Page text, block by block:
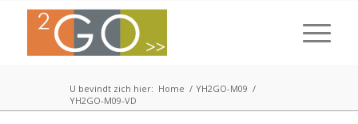
U bevindt zich hier: Home / YH2GO-M09 /
YH2GO-M09-VD